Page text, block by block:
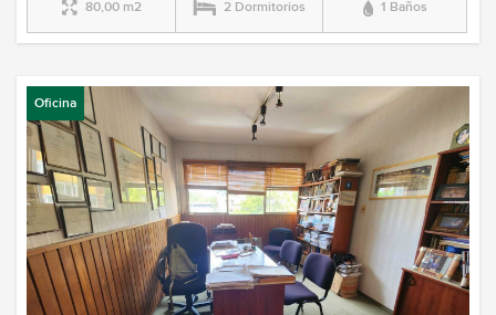
80,00 m2 2 Dormitorios 1 Baños
Oficina